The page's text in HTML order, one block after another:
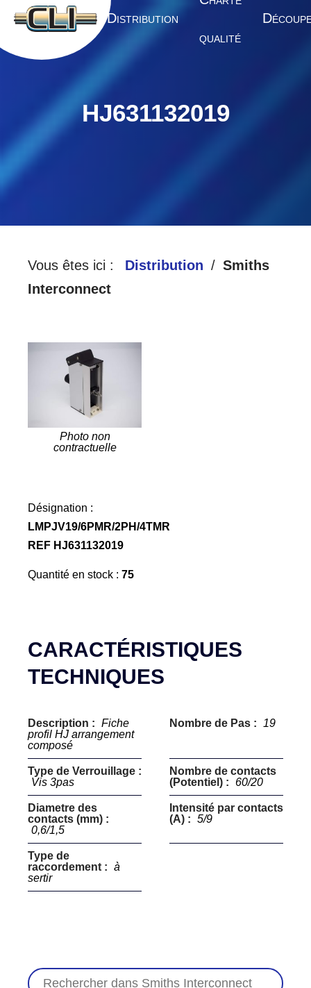
A CCUEIL DISTRIBUTION
QUALITÉ
D
HJ631132019
Vous êtes ici : Distribution
Smiths
Interconnect
Photo non
contractuelle
Désignation :
LMPJV19/6PMR/2PH/4TMR
REF HJ631132019
Quantité en stock : 75
CARACTÉRISTIQUES
TECHNIQUES
Description : Fiche
profil HJ arrangement
composé
Nombre de Pas : 19
Type de Verrouillage :
Vis 3pas
Nombre de contacts
(Potentiel) :
60/20
Diametre des
contacts (mm) :
0,6/1,5
Intensité par contacts
(A) : 5/9
Type de
raccordement : à
sertir